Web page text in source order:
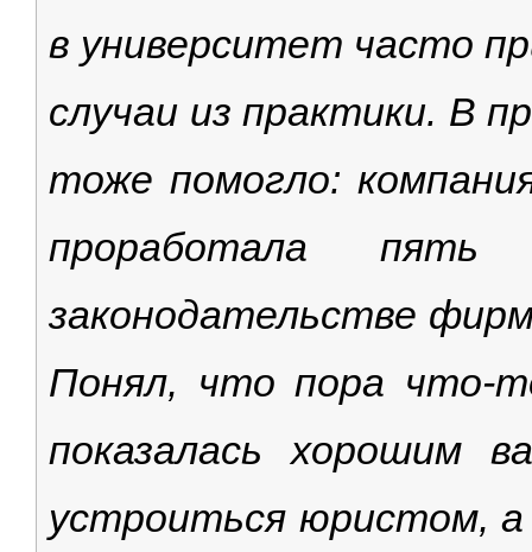
в университет часто
случаи из практики. В
тоже помогло:
проработала
законодательстве
Понял, что пора что-
показалась хорошим
устроиться юристом,